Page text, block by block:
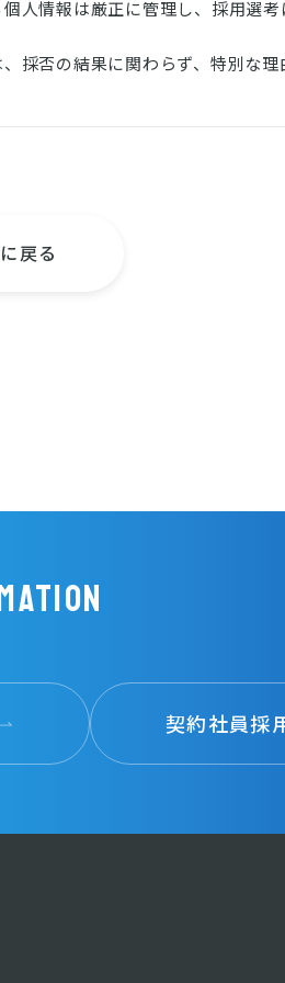
人情報は厳正に管理し、採用選
採否の結果に関わらず、特別な理
戻る
契約社員採